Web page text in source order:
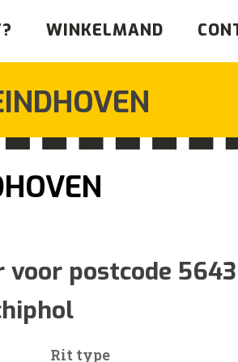
WINKELMAND
Prijsklasse:
€187
tot
€444
voor postcode
Rit type